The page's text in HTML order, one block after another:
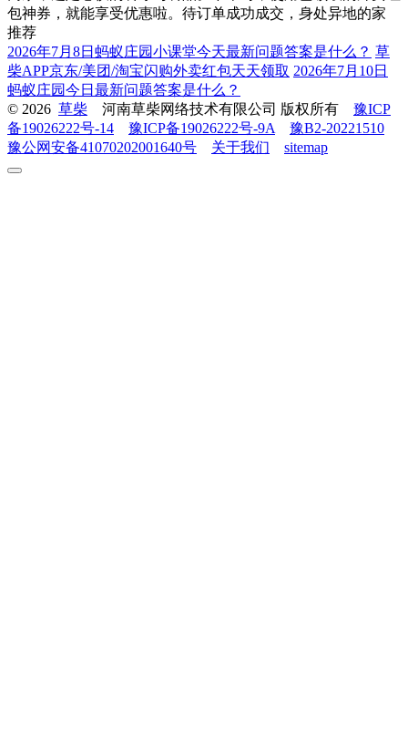
包神券，就能享受优惠啦。待订单成功成交，身处异地的家
推荐
2026年7月8日蚂蚁庄园小课堂今天最新问题答案是什么？ 草
柴APP京东/美团/淘宝闪购外卖红包天天领取 2026年7月10日
蚂蚁庄园今日最新问题答案是什么？
© 2026 草柴 河南草柴网络技术有限公司 版权所有 豫ICP
备19026222号-14
豫ICP备19026222号-9A
豫B2-20221510
豫公网安备41070202001640号
关于我们 sitemap